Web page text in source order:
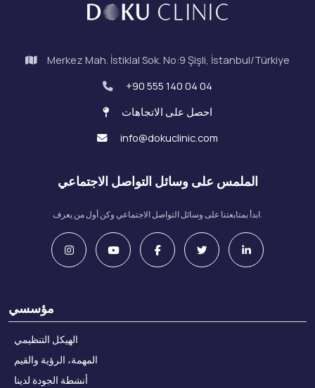
Merkez Mah. İstiklal Sok. No:9 Şişli, İstanbul/Türkiye
+90 555 140 04 04
احصل على الاتجاهات
info@dokuclinic.com
الملمس على وسائل التواصل الاجتماعي
ابدأ بمتابعتنا على وسائل التواصل الاجتماعي وكن أول من يعرف.
مؤسسي
الهيكل التنظيمي
المهمة، الرؤية والقيم
أنشطة الجودة لدينا